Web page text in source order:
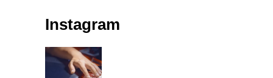
Instagram